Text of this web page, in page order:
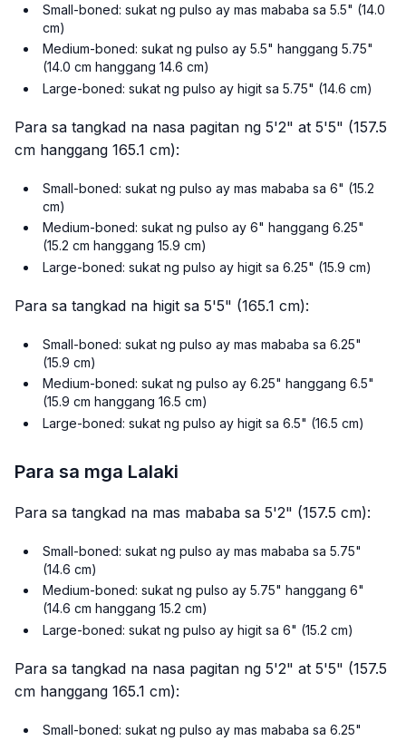
Small-boned: sukat ng pulso ay mas mababa sa 5.5" (14.0
cm)
Medium-boned: sukat ng pulso ay 5.5" hanggang 5.75"
(14.0 cm hanggang 14.6 cm)
Large-boned: sukat ng pulso ay higit sa 5.75" (14.6 cm)
Para sa tangkad na nasa pagitan ng 5'2" at 5'5" (157.5
cm hanggang 165.1 cm):
Small-boned: sukat ng pulso ay mas mababa sa 6" (15.2
cm)
Medium-boned: sukat ng pulso ay 6" hanggang 6.25"
(15.2 cm hanggang 15.9 cm)
Large-boned: sukat ng pulso ay higit sa 6.25" (15.9 cm)
Para sa tangkad na higit sa 5'5" (165.1 cm):
Small-boned: sukat ng pulso ay mas mababa sa 6.25"
(15.9 cm)
Medium-boned: sukat ng pulso ay 6.25" hanggang 6.5"
(15.9 cm hanggang 16.5 cm)
Large-boned: sukat ng pulso ay higit sa 6.5" (16.5 cm)
Para sa mga Lalaki
Para sa tangkad na mas mababa sa 5'2" (157.5 cm):
Small-boned: sukat ng pulso ay mas mababa sa 5.75"
(14.6 cm)
Medium-boned: sukat ng pulso ay 5.75" hanggang 6"
(14.6 cm hanggang 15.2 cm)
Large-boned: sukat ng pulso ay higit sa 6" (15.2 cm)
Para sa tangkad na nasa pagitan ng 5'2" at 5'5" (157.5
cm hanggang 165.1 cm):
Small-boned: sukat ng pulso ay mas mababa sa 6.25"